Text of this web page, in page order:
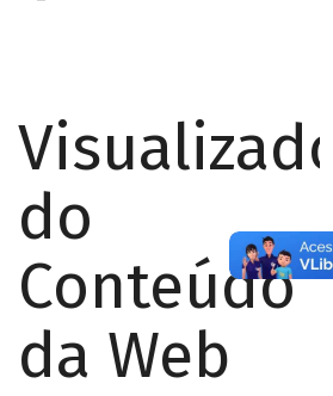
Visualizador
do
Conteúdo
da Web